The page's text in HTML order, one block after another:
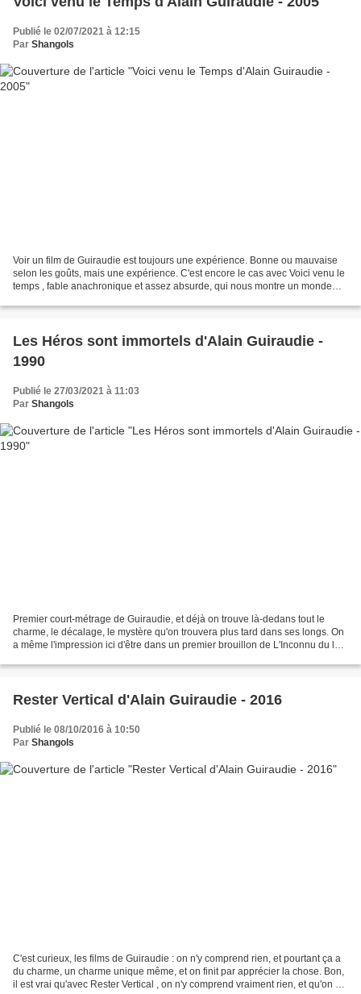
Publié le 02/07/2021 à 12:15
Par Shangols
Voir un film de Guiraudie est toujours une expérience. Bonne ou mauvaise
selon les goûts, mais une expérience. C'est encore le cas avec Voici venu le
temps , fable anachronique et assez absurde, qui nous montre un monde
Les Héros sont immortels d'Alain Guiraudie -
1990
Publié le 27/03/2021 à 11:03
Par Shangols
Premier court-métrage de Guiraudie, et déjà on trouve là-dedans tout le
charme, le décalage, le mystère qu'on trouvera plus tard dans ses longs. On
a même l'impression ici d'être dans un premier brouillon de L'Inconnu du lac,
Rester Vertical d'Alain Guiraudie - 2016
Publié le 08/10/2016 à 10:50
Par Shangols
C'est curieux, les films de Guiraudie : on n'y comprend rien, et pourtant ça a
du charme, un charme unique même, et on finit par apprécier la chose. Bon,
il est vrai qu'avec Rester Vertical , on n'y comprend vraiment rien, et qu'on est